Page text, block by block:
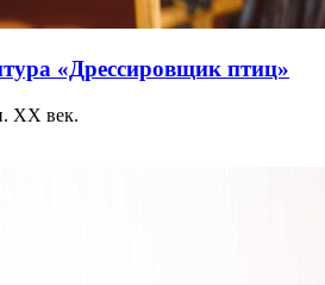
«Дрессировщик птиц»
ХХ век.